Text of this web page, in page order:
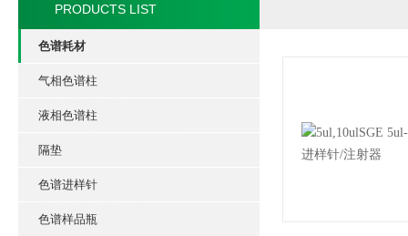
PRODUCTS LIST
色谱耗材
气相色谱柱
液相色谱柱
隔垫
色谱进样针
色谱样品瓶